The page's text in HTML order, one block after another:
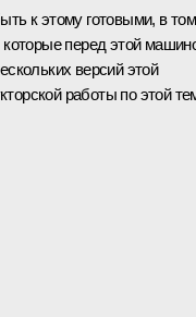
к этому готовыми, в том
перед этой
версий этой
работы по этой